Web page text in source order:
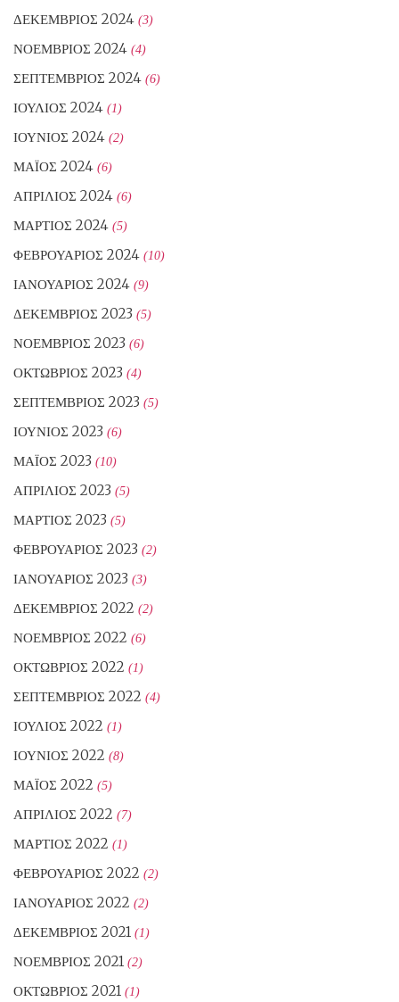
ΔΕΚΈΜΒΡΙΟΣ 2024 (3)
ΝΟΈΜΒΡΙΟΣ 2024 (4)
ΣΕΠΤΈΜΒΡΙΟΣ 2024 (6)
ΙΟΎΛΙΟΣ 2024 (1)
ΙΟΎΝΙΟΣ 2024 (2)
ΜΆΙΟΣ 2024 (6)
ΑΠΡΊΛΙΟΣ 2024 (6)
ΜΆΡΤΙΟΣ 2024 (5)
ΦΕΒΡΟΥΆΡΙΟΣ 2024 (10)
ΙΑΝΟΥΆΡΙΟΣ 2024 (9)
ΔΕΚΈΜΒΡΙΟΣ 2023 (5)
ΝΟΈΜΒΡΙΟΣ 2023 (6)
ΟΚΤΏΒΡΙΟΣ 2023 (4)
ΣΕΠΤΈΜΒΡΙΟΣ 2023 (5)
ΙΟΎΝΙΟΣ 2023 (6)
ΜΆΙΟΣ 2023 (10)
ΑΠΡΊΛΙΟΣ 2023 (5)
ΜΆΡΤΙΟΣ 2023 (5)
ΦΕΒΡΟΥΆΡΙΟΣ 2023 (2)
ΙΑΝΟΥΆΡΙΟΣ 2023 (3)
ΔΕΚΈΜΒΡΙΟΣ 2022 (2)
ΝΟΈΜΒΡΙΟΣ 2022 (6)
ΟΚΤΏΒΡΙΟΣ 2022 (1)
ΣΕΠΤΈΜΒΡΙΟΣ 2022 (4)
ΙΟΎΛΙΟΣ 2022 (1)
ΙΟΎΝΙΟΣ 2022 (8)
ΜΆΙΟΣ 2022 (5)
ΑΠΡΊΛΙΟΣ 2022 (7)
ΜΆΡΤΙΟΣ 2022 (1)
ΦΕΒΡΟΥΆΡΙΟΣ 2022 (2)
ΙΑΝΟΥΆΡΙΟΣ 2022 (2)
ΔΕΚΈΜΒΡΙΟΣ 2021 (1)
ΝΟΈΜΒΡΙΟΣ 2021 (2)
ΟΚΤΏΒΡΙΟΣ 2021 (1)